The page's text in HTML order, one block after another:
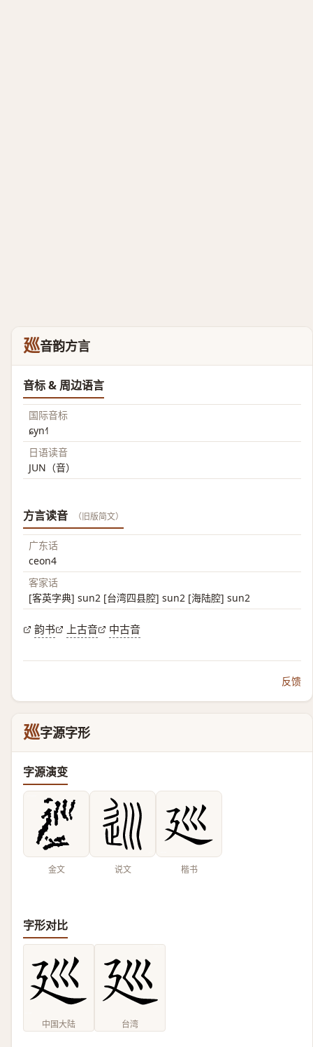
廵音韵方言
音标 & 周边语言
国际音标
ɕyn˧˥
日语读音
JUN（音）
方言读音 （旧版简文）
广东话
ceon4
客家话
[客英字典] sun2 [台湾四县腔] sun2 [海陆腔] sun2
韵书 上古音 中古音
反馈
廵字源字形
字源演变
金文 说文 楷书
字形对比
中国大陆 台湾